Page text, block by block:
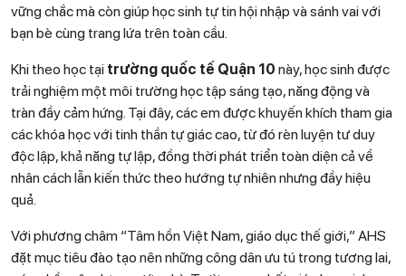
vững chắc mà còn giúp học sinh tự tin hội nhập và sánh vai với
bạn bè cùng trang lứa trên toàn cầu.
Khi theo học tại trường quốc tế Quận 10 này, học sinh được
trải nghiệm một môi trường học tập sáng tạo, năng động và
tràn đầy cảm hứng. Tại đây, các em được khuyến khích tham gia
các khóa học với tinh thần tự giác cao, từ đó rèn luyện tư duy
độc lập, khả năng tự lập, đồng thời phát triển toàn diện cả về
nhân cách lẫn kiến thức theo hướng tự nhiên nhưng đầy hiệu
quả.
Với phương châm “Tâm hồn Việt Nam, giáo dục thế giới,” AHS
đặt mục tiêu đào tạo nên những công dân ưu tú trong tương lai,